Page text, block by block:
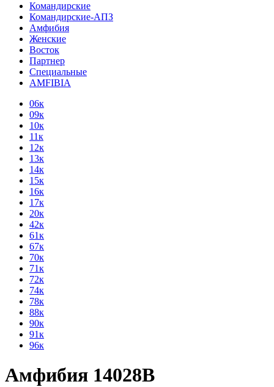
Командирские
Командирские-АПЗ
Амфибия
Женские
Восток
Партнер
Специальные
AMFIBIA
06к
09к
10к
11к
12к
13к
14к
15к
16к
17к
20к
42к
61к
67к
70к
71к
72к
74к
78к
88к
90к
91к
96к
Амфибия 14028В